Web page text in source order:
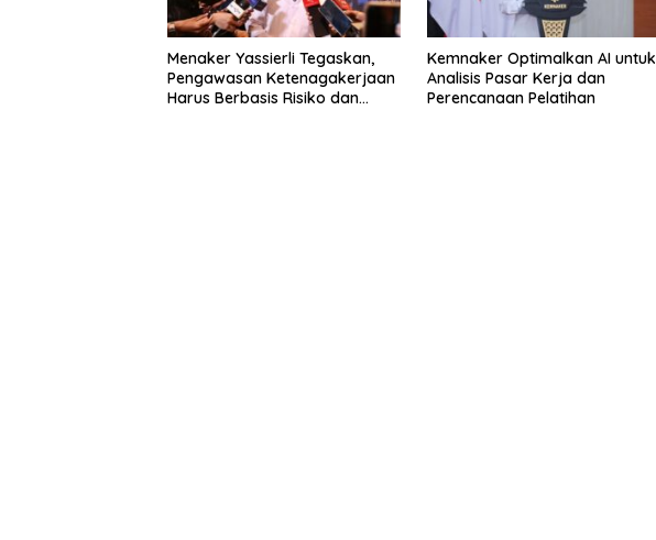
Menaker Yassierli Tegaskan,
Pengawasan Ketenagakerjaan
Harus Berbasis Risiko dan
Kemnaker Optimalkan AI untuk
Analisis Pasar Kerja dan
Perencanaan Pelatihan